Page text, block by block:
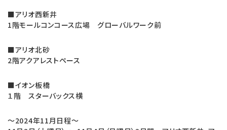
■アリオ西新井
1階モールコンコース広場 グローバルワーク前
■アリオ北砂
2階アクアレストペース
■イオン板橋
１階 スターバックス横
～2024年11月日程～